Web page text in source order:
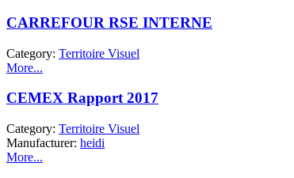
CARREFOUR RSE INTERNE
Category: Territoire Visuel
More...
CEMEX Rapport 2017
Category: Territoire Visuel
Manufacturer: heidi
More...